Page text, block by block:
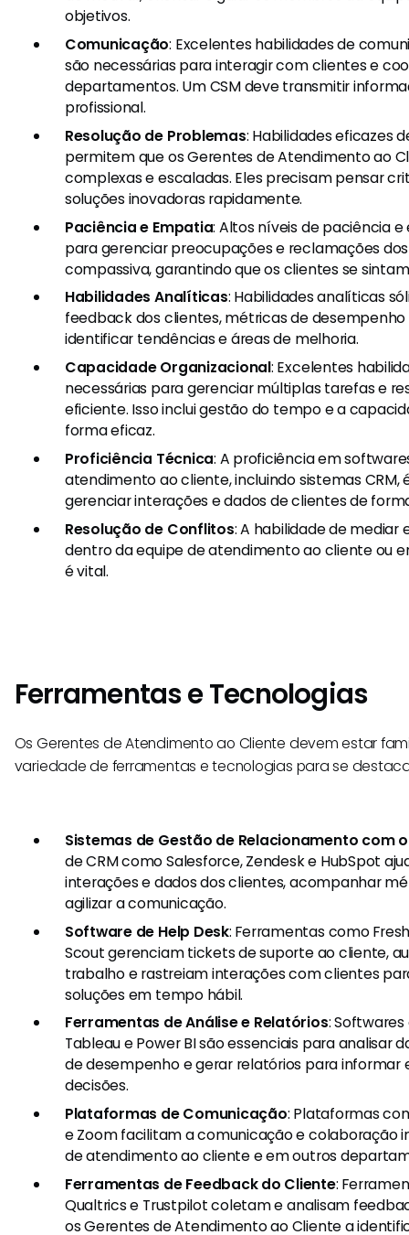
objetivos.
Comunicação: Excelentes habilidades de
são necessárias para interagir com clientes e
departamentos. Um CSM deve transmitir
profissional.
Resolução de Problemas: Habilidades eficazes
permitem que os Gerentes de Atendimento ao
complexas e escaladas. Eles precisam pensar
soluções inovadoras rapidamente.
Paciência e Empatia: Altos níveis de paciência
para gerenciar preocupações e reclamações
compassiva, garantindo que os clientes se
Habilidades Analíticas: Habilidades analíticas
feedback dos clientes, métricas de
identificar tendências e áreas de melhoria.
Capacidade Organizacional: Excelentes
necessárias para gerenciar múltiplas tarefas e
eficiente. Isso inclui gestão do tempo e a
forma eficaz.
Proficiência Técnica: A proficiência em
atendimento ao cliente, incluindo sistemas
gerenciar interações e dados de clientes de
Resolução de Conflitos: A habilidade de mediar
dentro da equipe de atendimento ao cliente ou
é vital.
Ferramentas e Tecnologias
Os Gerentes de Atendimento ao Cliente devem estar
variedade de ferramentas e tecnologias para se
Sistemas de Gestão de Relacionamento com
de CRM como Salesforce, Zendesk e HubSpot
interações e dados dos clientes, acompanhar
agilizar a comunicação.
Software de Help Desk: Ferramentas como
Scout gerenciam tickets de suporte ao cliente,
trabalho e rastreiam interações com clientes
soluções em tempo hábil.
Ferramentas de Análise e Relatórios:
Tableau e Power BI são essenciais para analisar
de desempenho e gerar relatórios para
decisões.
Plataformas de Comunicação: Plataformas
e Zoom facilitam a comunicação e colaboração
de atendimento ao cliente e em outros
Ferramentas de Feedback do Cliente:
Qualtrics e Trustpilot coletam e analisam
os Gerentes de Atendimento ao Cliente a